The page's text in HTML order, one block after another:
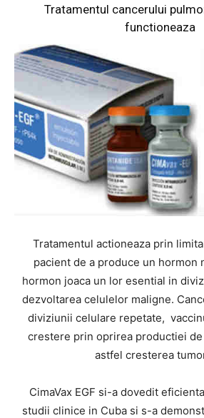
Tratamentul cancerului
functioneaza
Tratamentul actioneaza prin
pacient de a produce un hormon
hormon joaca un lor esential in
dezvoltarea celulelor maligne.
diviziunii celulare repetate,
crestere prin oprirea productiei de
astfel cresterea
CimaVax EGF si-a dovedit
studii clinice in Cuba si s-a